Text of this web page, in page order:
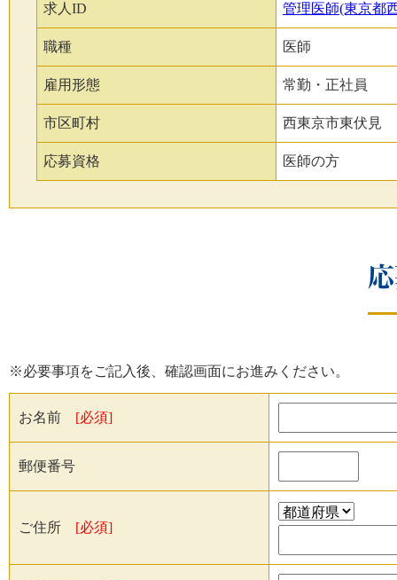
求人ID 管理医師(東京都
職種 医師
雇用形態 常勤・正社員
市区町村 西東京市東伏見
応募資格 医師の方
※必要事項をご記入後、確認画面にお進みください。
お名前 [必須]
郵便番号
ご住所 [必須]